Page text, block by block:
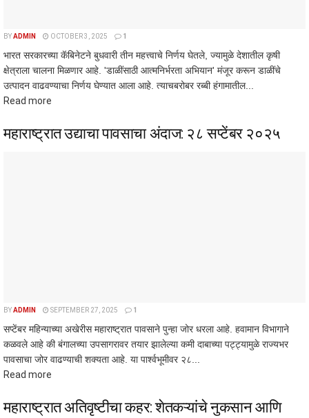
BYADMIN OCTOBER 3, 2025 1
भारत सरकारच्या कॅबिनेटने बुधवारी तीन महत्त्वाचे निर्णय घेतले, ज्यामुळे देशातील कृषी
क्षेत्राला चालना मिळणार आहे. 'डाळींसाठी आत्मनिर्भरता अभियान' मंजूर करून डाळींचे
उत्पादन वाढवण्याचा निर्णय घेण्यात आला आहे. त्याचबरोबर रब्बी हंगामातील...
Read more
महाराष्ट्रात उद्याचा पावसाचा अंदाज: २८ सप्टेंबर २०२५
BYADMIN SEPTEMBER 27, 2025 1
सप्टेंबर महिन्याच्या अखेरीस महाराष्ट्रात पावसाने पुन्हा जोर धरला आहे. हवामान विभागाने
कळवले आहे की बंगालच्या उपसागरावर तयार झालेल्या कमी दाबाच्या पट्ट्यामुळे राज्यभर
पावसाचा जोर वाढण्याची शक्यता आहे. या पार्श्वभूमीवर २८...
Read more
महाराष्ट्रात अतिवृष्टीचा कहर: शेतकऱ्यांचे नुकसान आणि